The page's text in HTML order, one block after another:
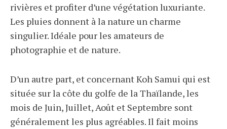
rivières et profiter d’une végétation luxuriante.
Les pluies donnent à la nature un charme
singulier. Idéale pour les amateurs de
photographie et de nature.
D’un autre part, et concernant Koh Samui qui est
située sur la côte du golfe de la Thaïlande, les
mois de Juin, Juillet, Août et Septembre sont
généralement les plus agréables. Il fait moins